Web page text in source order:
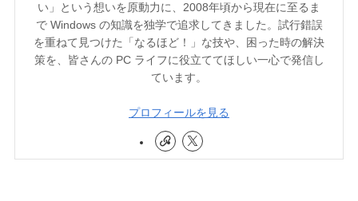
い」という想いを原動力に、2008年頃から現在に至るま
で Windows の知識を独学で追求してきました。試行錯誤
を重ねて見つけた「なるほど！」な技や、困った時の解決
策を、皆さんの PC ライフに役立ててほしい一心で発信し
ています。
プロフィールを見る